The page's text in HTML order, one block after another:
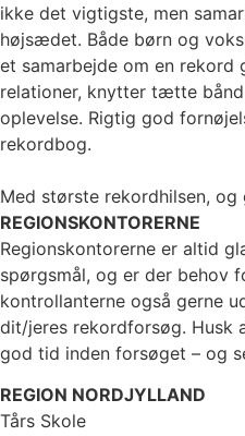
ikke det vigtigste, men
højsædet. Både børn og
et samarbejde om en rekord
relationer, knytter tætte
oplevelse. Rigtig god
rekordbog.
Med største rekordhilsen,
REGIONSKONTORERNE
Regionskontorerne er altid
spørgsmål, og er der behov
kontrollanterne også gerne
dit/jeres rekordforsøg. Husk
god tid inden forsøget – og
REGION NORDJYLLAND
Tårs Skole